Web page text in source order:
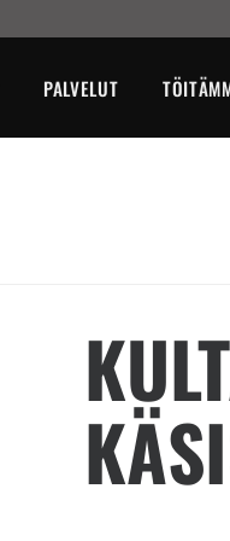
PALVELUT